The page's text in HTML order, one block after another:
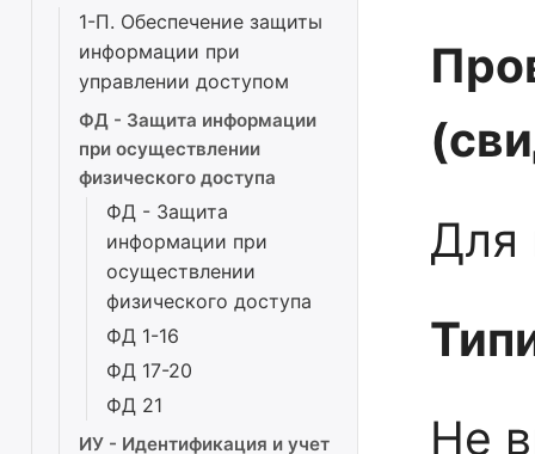
1-П. Обеспечение защиты
информации при
управлении доступом
ФД - Защита информации
при осуществлении
физического доступа
ФД - Защита
информации при
осуществлении
физического доступа
ФД 1-16
ФД 17-20
ФД 21
ИУ - Идентификация и учет
Для
Не